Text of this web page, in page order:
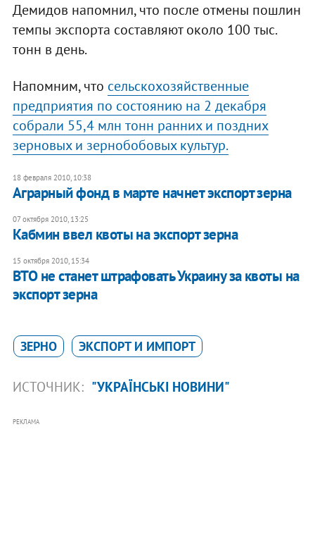
Демидов напомнил, что после отмены пошлин
темпы экспорта составляют около 100 тыс.
тонн в день.
Напомним, что сельскохозяйственные
предприятия по состоянию на 2 декабря
собрали 55,4 млн тонн ранних и поздних
зерновых и зернобобовых культур.
18 февраля 2010, 10:38
Аграрный фонд в марте начнет экспорт зерна
07 октября 2010, 13:25
Кабмин ввел квоты на экспорт зерна
15 октября 2010, 15:34
ВТО не станет штрафовать Украину за квоты на
экспорт зерна
ЗЕРНО ЭКСПОРТ И ИМПОРТ
ИСТОЧНИК: "УКРАЇНСЬКІ НОВИНИ"
РЕКЛАМА